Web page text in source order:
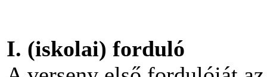
I. (iskolai) forduló